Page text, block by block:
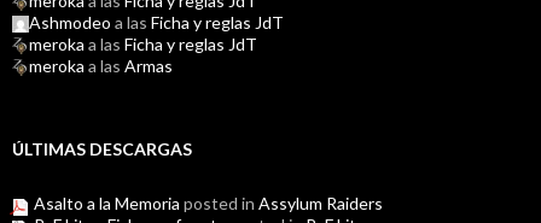
Ashmodeo a las Ficha y reglas JdT
meroka a las Ficha y reglas JdT
meroka a las Armas
ÚLTIMAS DESCARGAS
Asalto a la Memoria posted in Assylum Raiders